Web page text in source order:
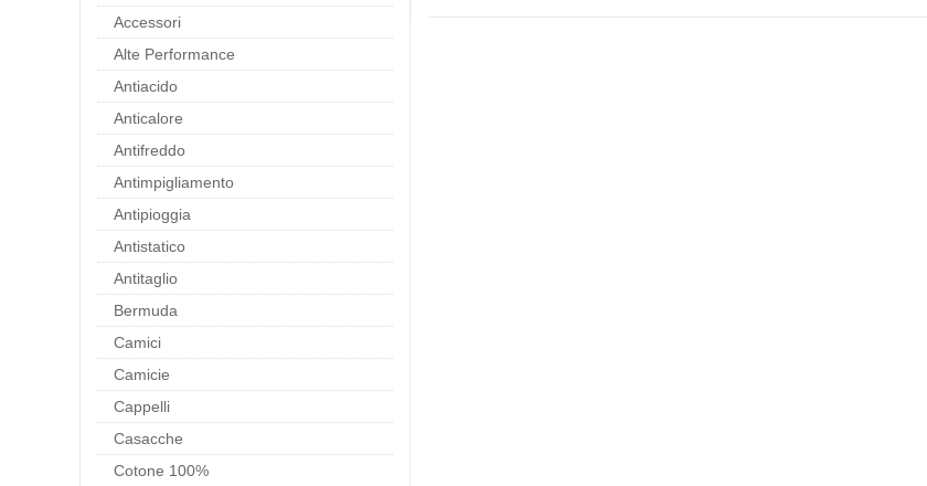
Accessori
Alte Performance
Antiacido
Anticalore
Antifreddo
Antimpigliamento
Antipioggia
Antistatico
Antitaglio
Bermuda
Camici
Camicie
Cappelli
Casacche
Cotone 100%